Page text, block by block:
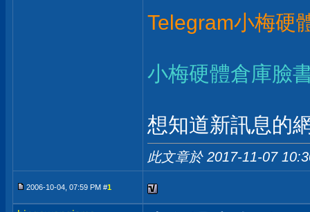
Telegram小梅硬
小梅硬體倉庫臉
想知道新訊息的
此文章於 2017-11-07
2006-10-04, 07:59 PM #1